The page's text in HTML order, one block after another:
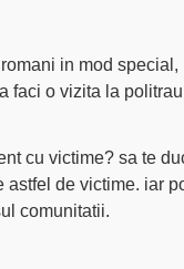
in mod special,
faci o vizita la
cu victime? sa te
astfel de victime. iar
comunitatii.